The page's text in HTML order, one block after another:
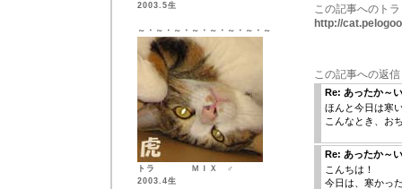
2003.5生
～・～・～・～・～・～・～・～
トラ ＭＩＸ ♂
2003.4生
この記事へのト
http://
この記事への返信
Re: あったか～
ほんと今日は寒
こんなとき、お
Re: あったか～
こんちは！
今日は、寒かっ